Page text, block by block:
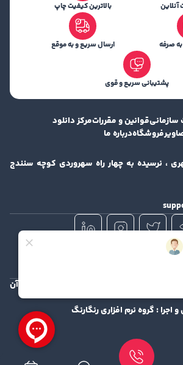
بالاترین کیفیت چاپ
صرفه ارسال سریع و به موقع
پشتیبانی سریع و قوی
قوانین و مقرراتمرکز دانلود
فروشگاهدرباره ما
، نرسیده به چهار راه سهروردی کوچه سنندج
این سایت محفوظ و هرگونه کپی برداری از آن
اجرا :گروه نرم افزاری رنگارنگ